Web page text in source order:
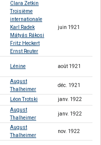
Clara Zetkin
Troisième
internationale
Karl Radek
Mátyás Rákosi
Fritz Heckert
Ernst Reuter
juin 1921
Lénine août 1921
August
Thalheimer
déc. 1921
Léon Trotski janv. 1922
August
Thalheimer
janv. 1922
August
Thalheimer
nov. 1922